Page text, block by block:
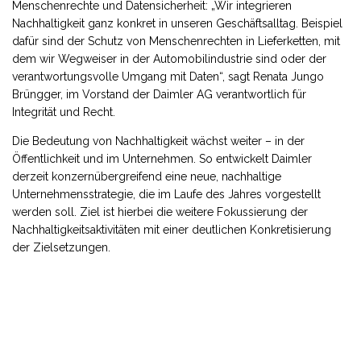
Menschenrechte und Datensicherheit: „Wir integrieren
Nachhaltigkeit ganz konkret in unseren Geschäftsalltag. Beispiel
dafür sind der Schutz von Menschenrechten in Lieferketten, mit
dem wir Wegweiser in der Automobilindustrie sind oder der
verantwortungsvolle Umgang mit Daten“, sagt Renata Jungo
Brüngger, im Vorstand der Daimler AG verantwortlich für
Integrität und Recht.
Die Bedeutung von Nachhaltigkeit wächst weiter – in der
Öffentlichkeit und im Unternehmen. So entwickelt Daimler
derzeit konzernübergreifend eine neue, nachhaltige
Unternehmensstrategie, die im Laufe des Jahres vorgestellt
werden soll. Ziel ist hierbei die weitere Fokussierung der
Nachhaltigkeitsaktivitäten mit einer deutlichen Konkretisierung
der Zielsetzungen.